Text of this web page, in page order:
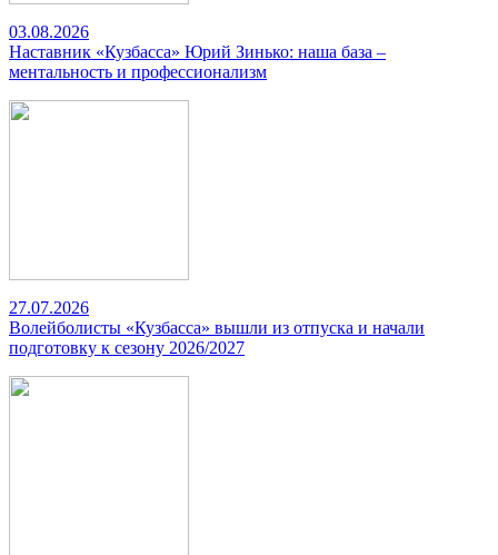
03.08.2026
Наставник «Кузбасса» Юрий Зинько: наша база –
ментальность и профессионализм
27.07.2026
Волейболисты «Кузбасса» вышли из отпуска и начали
подготовку к сезону 2026/2027